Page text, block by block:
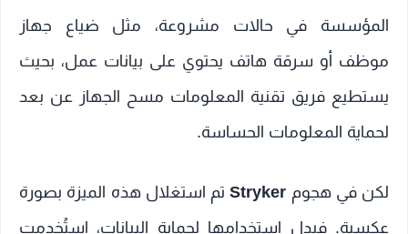
المؤسسة في حالات مشروعة، مثل ضياع جهاز
موظف أو سرقة هاتف يحتوي على بيانات عمل، بحيث
يستطيع فريق تقنية المعلومات مسح الجهاز عن بعد
لحماية المعلومات الحساسة.
لكن في هجوم Strykerتم استغلال هذه الميزة بصورة
عكسية. فبدل استخدامها لحماية البيانات، استُخدمت